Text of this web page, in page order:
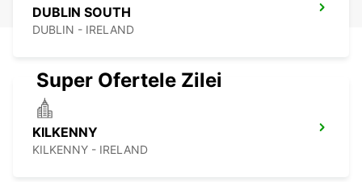
DUBLIN SOUTH
DUBLIN - IRELAND
KILKENNY
KILKENNY - IRELAND
Super Ofertele Zilei